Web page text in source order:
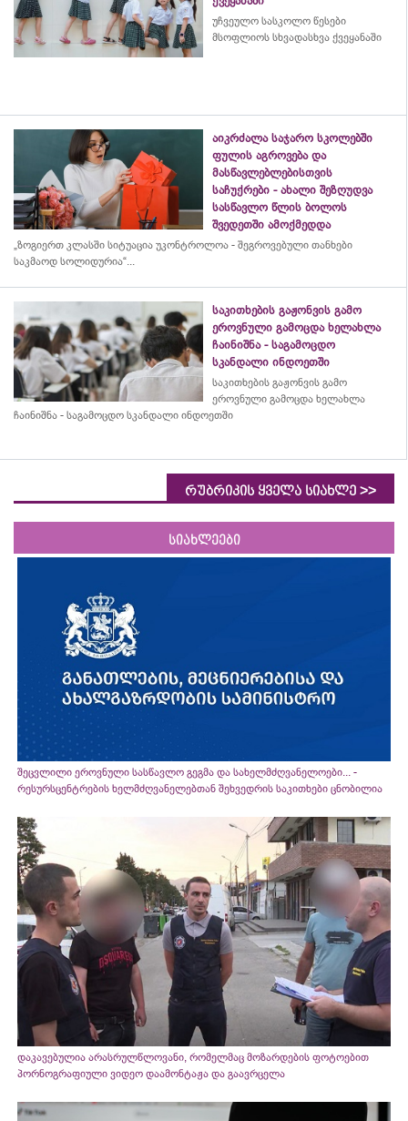
უჩვეულო სასკოლო წესები
მსოფლიოს სხვადასხვა ქვეყანაში
აიკრძალა საჯარო სკოლებში
ფულის აგროვება და
მასწავლებლებისთვის
საჩუქრები - ახალი შეზღუდვა
სასწავლო წლის ბოლოს
შვედეთში ამოქმედდა
„ზოგიერთ კლასში სიტუაცია უკონტროლოა - შეგროვებული თანხები
საკმაოდ სოლიდურია“...
საკითხების გაჟონვის გამო
ეროვნული გამოცდა ხელახლა
ჩაინიშნა - საგამოცდო
სკანდალი ინდოეთში
საკითხების გაჟონვის გამო
ეროვნული გამოცდა ხელახლა
ჩაინიშნა - საგამოცდო სკანდალი ინდოეთში
რუბრიკის ყველა სიახლე >>
სიახლეები
შეცვლილი ეროვნული სასწავლო გეგმა და სახელმძღვანელოები... -
რესურსცენტრების ხელმძღვანელებთან შეხვედრის საკითხები ცნობილია
დაკავებულია არასრულწლოვანი, რომელმაც მოზარდების ფოტოებით
პორნოგრაფიული ვიდეო დაამონტაჟა და გაავრცელა